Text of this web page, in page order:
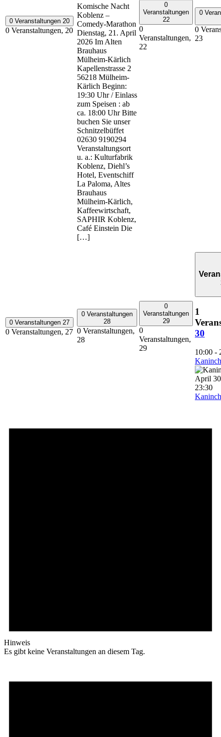
0 Veranstaltungen 20
0 Veranstaltungen, 20
Komische Nacht
Koblenz –
Comedy-Marathon
Dienstag, 21. April
2026 Im Alten
Brauhaus
Mülheim-Kärlich
Kapellenstrasse 2
56218 Mülheim-
Kärlich Beginn:
19:30 Uhr / Einlass
zum Speisen : ab
ca. 18:00 Uhr Bitte
buchen Sie unser
Schnitzelbüffet
02630 9190294
Veranstaltungsort
u. a.: Kulturfabrik
Koblenz, Diehl’s
Hotel, Eventschiff
La Paloma, Altes
Brauhaus
Mülheim-Kärlich,
Kaffeewirtschaft,
SAPHIR Koblenz,
Café Einstein Die
[…]
0
Veranstaltungen
22
0
Veranstaltungen,
22
0
0
23
0 Veranstaltungen 27
0 Veranstaltungen, 27
0 Veranstaltungen
28
0 Veranstaltungen,
28
0
Veranstaltungen
29
0
Veranstaltungen,
29
1
30
10:00 -
April
23:30
Hinweis
Es gibt keine Veranstaltungen an diesem Tag.